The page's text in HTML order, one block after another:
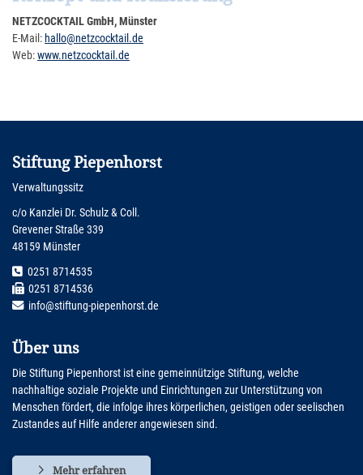
NETZCOCKTAIL GmbH, Münster
E-Mail: hallo@netzcocktail.de
Web:www.netzcocktail.de
Stiftung Piepenhorst
Verwaltungssitz
c/o Kanzlei Dr. Schulz & Coll.
Grevener Straße 339
48159 Münster
0251 8714535
0251 8714536
info@stiftung-piepenhorst.de
Über uns
Die Stiftung Piepenhorst ist eine gemeinnützige Stiftung, welche
nachhaltige soziale Projekte und Einrichtungen zur Unterstützung von
Menschen fördert, die infolge ihres körperlichen, geistigen oder seelischen
Zustandes auf Hilfe anderer angewiesen sind.
Mehr erfahren